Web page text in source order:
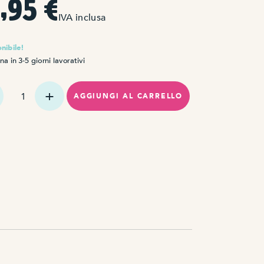
€IVA inclusa
in 3-5 giorni lavorativi
AGGIUNGI AL CARRELLO